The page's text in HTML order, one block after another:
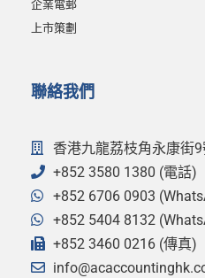
企業電郵
上市策劃
聯絡我們
香港九龍荔枝角永康街
+852 3580 1380 (電話)
+852 6706 0903
+852 5404 8132
+852 3460 0216 (傳真)